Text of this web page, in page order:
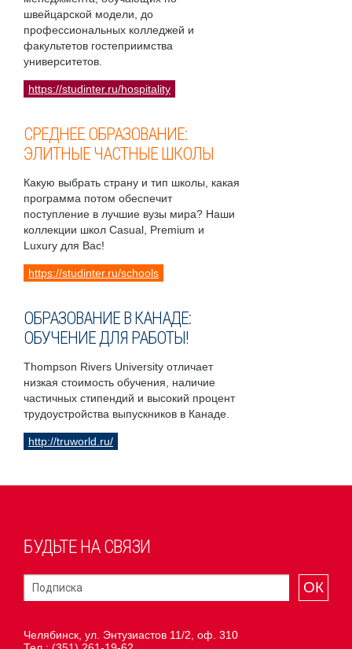
швейцарской модели, до
профессиональных колледжей и
факультетов гостеприимства
университетов.
https://studinter.ru/hospitality
СРЕДНЕЕ ОБРАЗОВАНИЕ:
ЭЛИТНЫЕ ЧАСТНЫЕ ШКОЛЫ
Какую выбрать страну и тип школы, какая
программа потом обеспечит
поступление в лучшие вузы мира? Наши
коллекции школ Casual, Premium и
Luxury для Вас!
https://studinter.ru/schools
ОБРАЗОВАНИЕ В КАНАДЕ:
ОБУЧЕНИЕ ДЛЯ РАБОТЫ!
Thompson Rivers University отличает
низкая стоимость обучения, наличие
частичных стипендий и высокий процент
трудоустройства выпускников в Канаде.
http://truworld.ru/
БУДЬТЕ НА СВЯЗИ
ОК
Челябинск, ул. Энтузиастов 11/2, оф. 310